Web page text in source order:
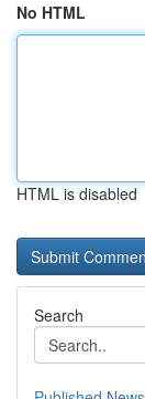
No HTML
HTML is disabled
Search